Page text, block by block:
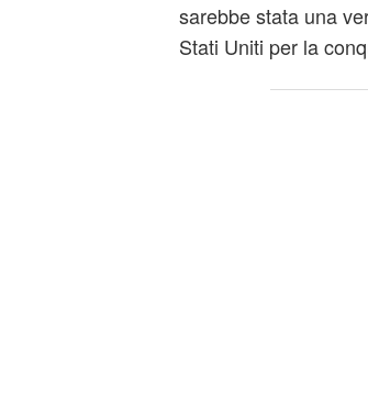
sarebbe stata una
Stati Uniti per la